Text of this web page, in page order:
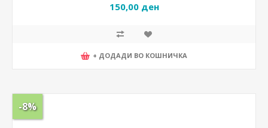
150,00 ден
+ ДОДАДИ ВО КОШНИЧКА
-8%